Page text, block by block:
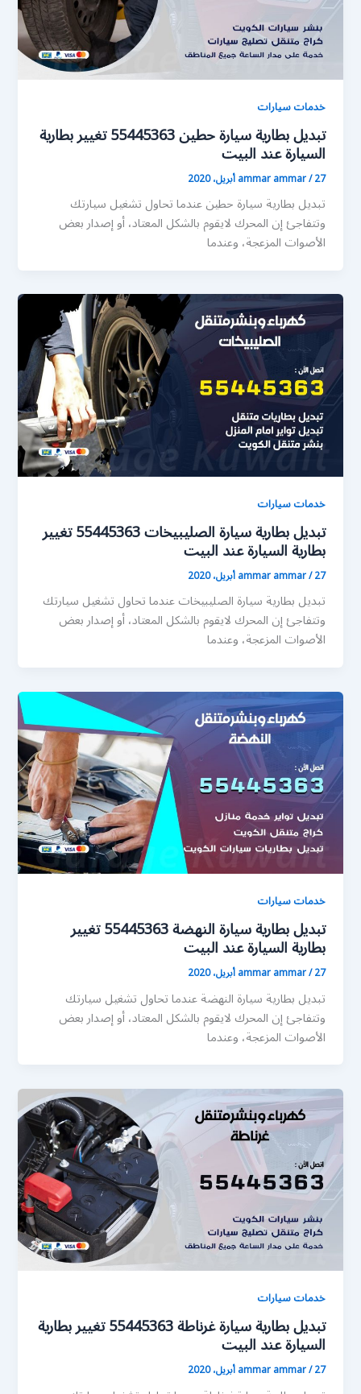
خدمات سيارات
تبديل بطارية سيارة حطين 55445363 تغيير بطارية
السيارة عند البيت
ammar ammar/27 أبريل، 2020
تبديل بطارية سيارة حطين عندما تحاول تشغيل سيارتك
وتتفاجئ إن المحرك لايقوم بالشكل المعتاد، أو إصدار بعض
الأصوات المزعجة، وعندما
خدمات سيارات
تبديل بطارية سيارة الصليبيخات 55445363 تغيير
بطارية السيارة عند البيت
ammar ammar/27 أبريل، 2020
تبديل بطارية سيارة الصليبيخات عندما تحاول تشغيل سيارتك
وتتفاجئ إن المحرك لايقوم بالشكل المعتاد، أو إصدار بعض
الأصوات المزعجة، وعندما
خدمات سيارات
تبديل بطارية سيارة النهضة 55445363 تغيير
بطارية السيارة عند البيت
ammar ammar/27 أبريل، 2020
تبديل بطارية سيارة النهضة عندما تحاول تشغيل سيارتك
وتتفاجئ إن المحرك لايقوم بالشكل المعتاد، أو إصدار بعض
الأصوات المزعجة، وعندما
خدمات سيارات
تبديل بطارية سيارة غرناطة 55445363 تغيير بطارية
السيارة عند البيت
ammar ammar/27 أبريل، 2020